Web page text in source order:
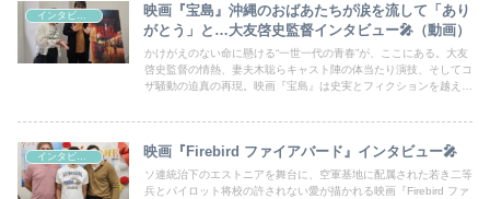
インタビュー
映画『宝島』沖縄のおばあたちが涙を流して「あり
がとう」と…大友啓史監督インタビュー🎤（動画）
かけがえのない命に懸ける“一世一代の青春”が、ここにある。大友
啓史監督の情熱、妻夫木聡らキャスト陣の体当たり演技、そしてコ
ザ騒動の迫真の再現。映画『宝島』は史実とフィクションを越え、
映画『Firebird ファイアバード』インタビュー🎤
ソ連統治下のエストニアを舞台に、空軍基地に配属された若き二等
兵とパイロット将校の許されない愛が描かれる映画『Firebird ファ